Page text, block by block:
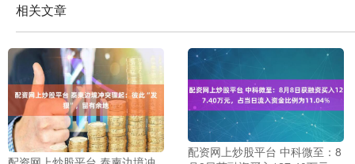
相关文章
配资网上炒股平台 中科微至：8